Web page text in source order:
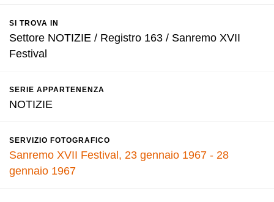
SI TROVA IN
Settore NOTIZIE / Registro 163 / Sanremo XVII
Festival
SERIE APPARTENENZA
NOTIZIE
SERVIZIO FOTOGRAFICO
Sanremo XVII Festival, 23 gennaio 1967 - 28
gennaio 1967